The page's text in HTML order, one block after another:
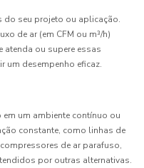
do seu projeto ou aplicação.
de ar (em CFM ou m³/h)
atenda ou supere essas
um desempenho eficaz.
um ambiente contínuo ou
constante, como linhas de
de ar parafuso,
por outras alternativas.